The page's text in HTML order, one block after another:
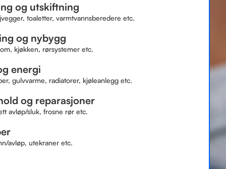
og utskiftning
toaletter, varmtvannsberedere etc.
og nybygg
kjøkken, rørsystemer etc.
energi
gulvvarme, radiatorer, kjøleanlegg etc.
og reparasjoner
avløp/sluk, frosne rør etc.
avløp, utekraner etc.